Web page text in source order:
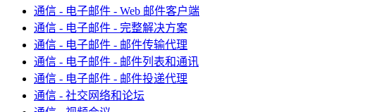
通信 - 电子邮件 - Web 邮件客户端
通信 - 电子邮件 - 完整解决方案
通信 - 电子邮件 - 邮件传输代理
通信 - 电子邮件 - 邮件列表和通讯
通信 - 电子邮件 - 邮件投递代理
通信 - 社交网络和论坛